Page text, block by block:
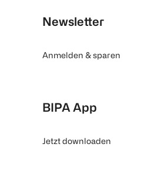
Newsletter
Anmelden & sparen
BIPA App
Jetzt downloaden